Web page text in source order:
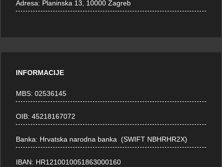
Adresa: Planinska 13, 10000 Zagreb
INFORMACIJE
MBS: 02536145
OIB: 45218167072
Banka: Hrvatska narodna banka (SWIFT NBHRHR2X)
IBAN: HR1210010051863000160